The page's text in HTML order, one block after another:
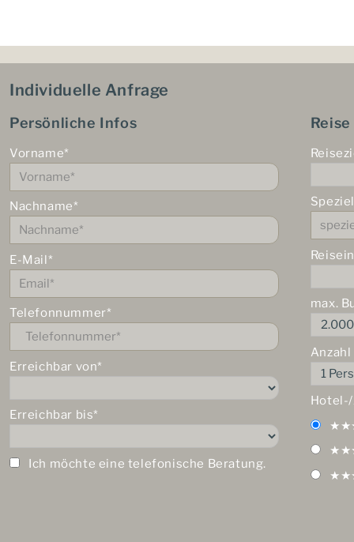
Individuelle Anfrage
Persönliche Infos
Vorname*
Nachname*
E-Mail*
Telefonnummer*
Erreichbar von*
Erreichbar bis*
Ich möchte eine telefonische Beratung.
max.